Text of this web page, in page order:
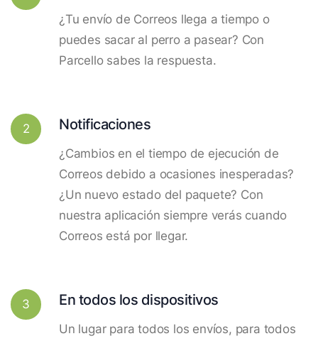
¿Tu envío de Correos llega a tiempo o
puedes sacar al perro a pasear? Con
Parcello sabes la respuesta.
2 Notificaciones
¿Cambios en el tiempo de ejecución de
Correos debido a ocasiones inesperadas?
¿Un nuevo estado del paquete? Con
nuestra aplicación siempre verás cuando
Correos está por llegar.
3 En todos los dispositivos
Un lugar para todos los envíos, para todos